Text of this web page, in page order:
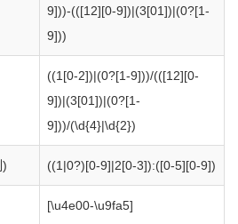
9]))-(([12][0-9])|(3[01])|(0?[1-
9]))
((1[0-2])|(0?[1-9]))/(([12][0-
9])|(3[01])|(0?[1-
9]))/(\d{4}|\d{2})
) ((1|0?)[0-9]|2[0-3]):([0-5][0-9])
[\u4e00-\u9fa5]